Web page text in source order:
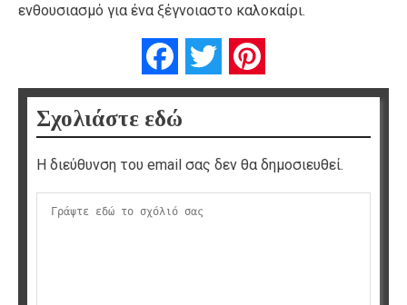
ενθουσιασμό για ένα ξέγνοιαστο καλοκαίρι.
FacebookTwitter
Σχολιάστε εδώ
Η διεύθυνση του email σας δεν θα δημοσιευθεί.